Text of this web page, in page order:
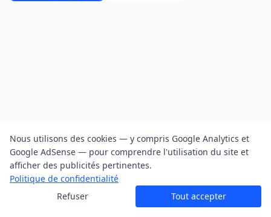
Nous utilisons des cookies — y compris Google Analytics et
Google AdSense — pour comprendre l'utilisation du site et
afficher des publicités pertinentes.
Politique de confidentialité
Refuser
Tout accepter